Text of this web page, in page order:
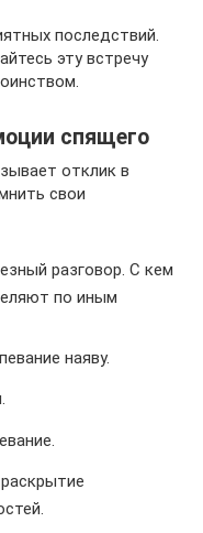
последствий.
эту встречу
спящего
отклик в
свои
разговор. С кем
по иным
наяву.